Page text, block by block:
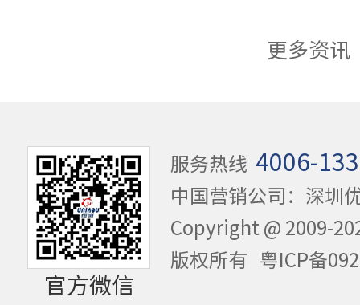
更多资讯
官方微信
服务热线 4006-
中国营销公司：深圳
Copyright @ 2009-
版权所有
粤ICP备